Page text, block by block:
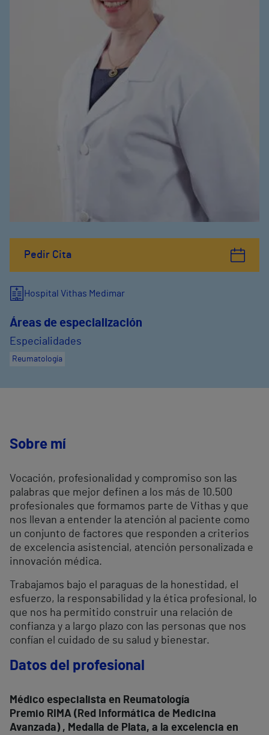
Pedir Cita
Hospital Vithas Medimar
Áreas de especialización
Especialidades
Reumatología
Sobre mí
Vocación, profesionalidad y compromiso son las
palabras que mejor definen a los más de 10.500
profesionales que formamos parte de Vithas y que
nos llevan a entender la atención al paciente como
un conjunto de factores que responden a criterios
de excelencia asistencial, atención personalizada e
innovación médica.
Trabajamos bajo el paraguas de la honestidad, el
esfuerzo, la responsabilidad y la ética profesional, lo
que nos ha permitido construir una relación de
confianza y a largo plazo con las personas que nos
confían el cuidado de su salud y bienestar.
Datos del profesional
Médico especialista en Reumatología
Premio RIMA (Red Informática de Medicina
Avanzada) , Medalla de Plata, a la excelencia en